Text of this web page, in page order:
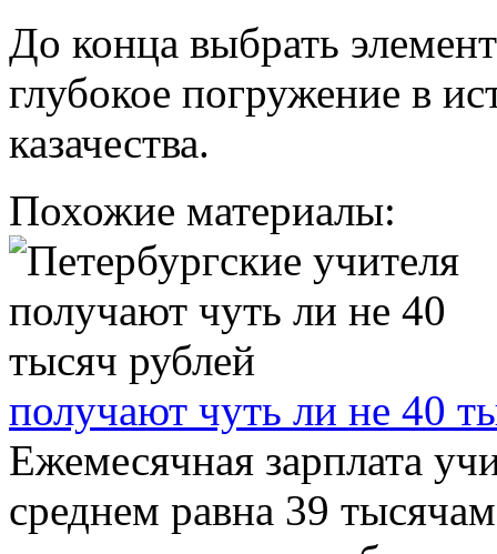
До конца выбрать
глубокое погружение в
казачества.
Похожие материалы:
получают чуть ли не 40
Ежемесячная зарплата
среднем равна 39